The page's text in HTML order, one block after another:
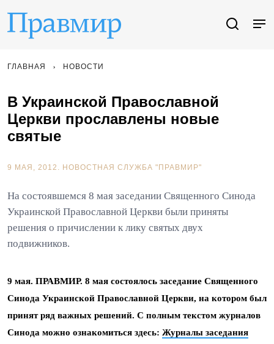
ГЛАВНАЯ НОВОСТИ
В Украинской Православной
Церкви прославлены новые
святые
9 МАЯ, 2012. НОВОСТНАЯ СЛУЖБА "ПРАВМИР"
На состоявшемся 8 мая заседании Священного Синода
Украинской Православной Церкви были приняты
решения о причислении к лику святых двух
подвижников.
9 мая. ПРАВМИР. 8 мая состоялось заседание Священного
Синода Украинской Православной Церкви, на котором был
принят ряд важных решений. С полным текстом журналов
Синода можно ознакомиться здесь: Журналы заседания